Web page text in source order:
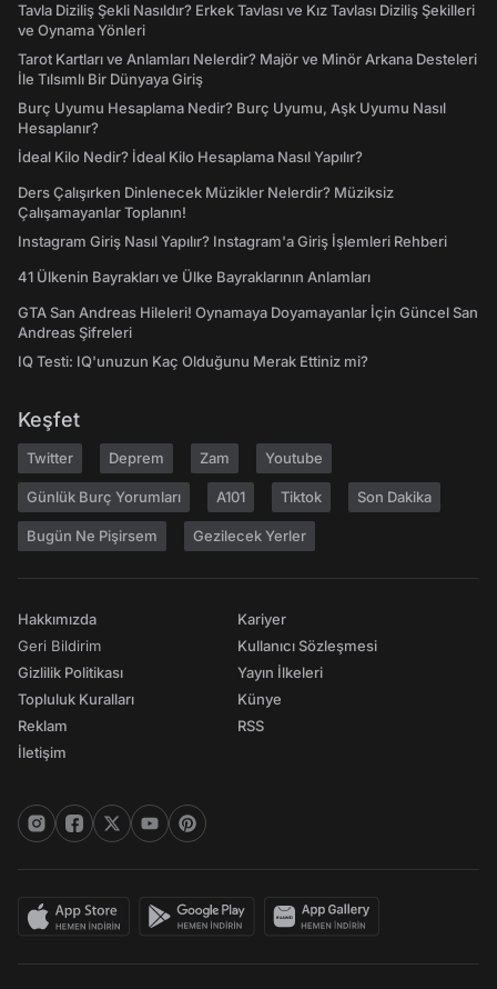
Tavla Diziliş Şekli Nasıldır? Erkek Tavlası ve Kız Tavlası Diziliş Şekilleri
ve Oynama Yönleri
Tarot Kartları ve Anlamları Nelerdir? Majör ve Minör Arkana Desteleri
İle Tılsımlı Bir Dünyaya Giriş
Burç Uyumu Hesaplama Nedir? Burç Uyumu, Aşk Uyumu Nasıl
Hesaplanır?
İdeal Kilo Nedir? İdeal Kilo Hesaplama Nasıl Yapılır?
Ders Çalışırken Dinlenecek Müzikler Nelerdir? Müziksiz
Çalışamayanlar Toplanın!
Instagram Giriş Nasıl Yapılır? Instagram'a Giriş İşlemleri Rehberi
41 Ülkenin Bayrakları ve Ülke Bayraklarının Anlamları
GTA San Andreas Hileleri! Oynamaya Doyamayanlar İçin Güncel San
Andreas Şifreleri
IQ Testi: IQ'unuzun Kaç Olduğunu Merak Ettiniz mi?
Keşfet
Twitter Deprem Zam Youtube
Günlük Burç Yorumları A101 Tiktok Son Dakika
Bugün Ne Pişirsem Gezilecek Yerler
Hakkımızda
Geri Bildirim
Gizlilik Politikası
Topluluk Kuralları
Reklam
İletişim
Kariyer
Kullanıcı Sözleşmesi
Yayın İlkeleri
Künye
RSS